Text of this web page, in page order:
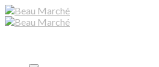
Skip
to